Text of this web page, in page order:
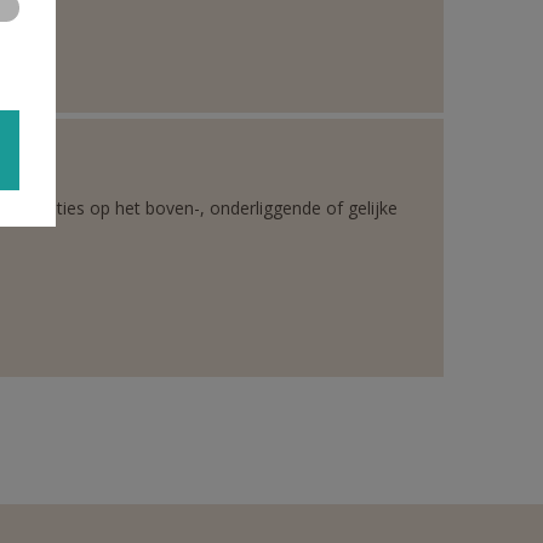
op het boven-, onderliggende of gelijke